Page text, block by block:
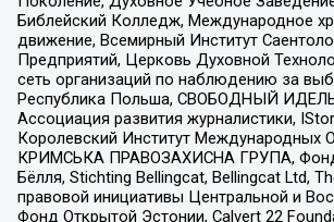
Библейский Колледж, Международное
движение, Всемирный Институт
Предприятий, Церковь Духовной
сеть организаций по наблюдению за
Республика Польша, СВОБОДНЫЙ
Ассоциация развития журналистики,
Королевский Институт Международных
КРИМСЬКА ПРАВОЗАХИСНА ГРУПА, Фонд
Бёлля, Stichting Bellingcat, Bellingcat Ltd,
правовой инициативы Центральной и
Фонд Открытой Эстонии, Calvert 22